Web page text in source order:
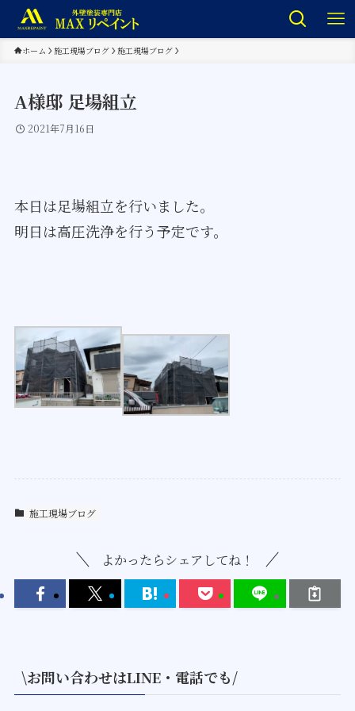
ホーム 施工現場ブログ 施工現場ブログ
A様邸 足場組立
2021年7月16日
本日は足場組立を行いました。
明日は高圧洗浄を行う予定です。
施工現場ブログ
よかったらシェアしてね！
\お問い合わせはLINE・電話でも/